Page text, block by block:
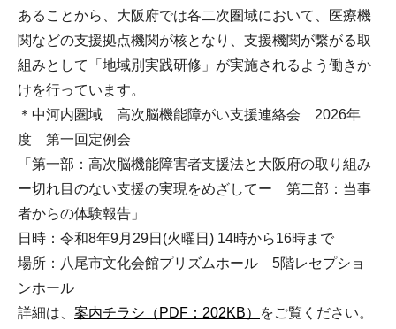
あることから、大阪府では各二次圏域において、医療機
関などの支援拠点機関が核となり、支援機関が繋がる取
組みとして「地域別実践研修」が実施されるよう働きか
けを行っています。
＊中河内圏域 高次脳機能障がい支援連絡会 2026年
度 第一回定例会
「第一部：高次脳機能障害者支援法と大阪府の取り組み
ー切れ目のない支援の実現をめざしてー 第二部：当事
者からの体験報告」
日時：令和8年9月29日(火曜日) 14時から16時まで
場所：八尾市文化会館プリズムホール 5階レセプショ
ンホール
詳細は、 案内チラシ（PDF：202KB）
をご覧ください。